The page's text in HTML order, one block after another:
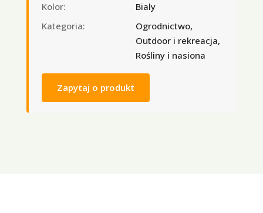
Kolor:
Bialy
Kategoria:
Ogrodnictwo,
Outdoor i rekreacja,
Rośliny i nasiona
Zapytaj o produkt